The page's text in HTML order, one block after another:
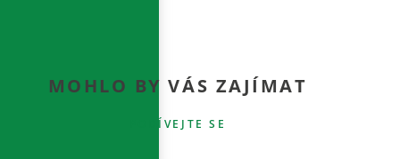
MOHLO BY VÁS ZAJÍMAT
PODÍVEJTE SE